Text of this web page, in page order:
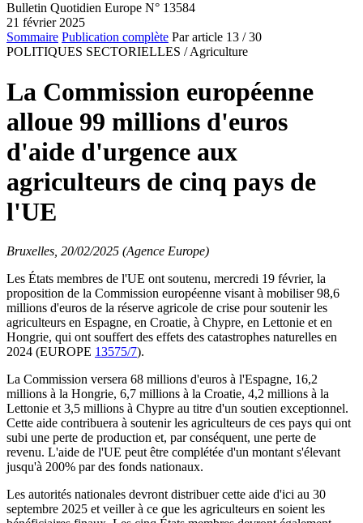
Bulletin Quotidien Europe N° 13584
21 février 2025
Sommaire Publication complète Par article 13 / 30
POLITIQUES SECTORIELLES / Agriculture
La Commission européenne
alloue 99 millions d'euros
d'aide d'urgence aux
agriculteurs de cinq pays de
l'UE
Bruxelles, 20/02/2025 (Agence Europe)
Les États membres de l'UE ont soutenu, mercredi 19 février, la
proposition de la Commission européenne visant à mobiliser 98,6
millions d'euros de la réserve agricole de crise pour soutenir les
agriculteurs en Espagne, en Croatie, à Chypre, en Lettonie et en
Hongrie, qui ont souffert des effets des catastrophes naturelles en
2024 (EUROPE 13575/7).
La Commission versera 68 millions d'euros à l'Espagne, 16,2
millions à la Hongrie, 6,7 millions à la Croatie, 4,2 millions à la
Lettonie et 3,5 millions à Chypre au titre d'un soutien exceptionnel.
Cette aide contribuera à soutenir les agriculteurs de ces pays qui ont
subi une perte de production et, par conséquent, une perte de
revenu. L'aide de l'UE peut être complétée d'un montant s'élevant
jusqu'à 200% par des fonds nationaux.
Les autorités nationales devront distribuer cette aide d'ici au 30
septembre 2025 et veiller à ce que les agriculteurs en soient les